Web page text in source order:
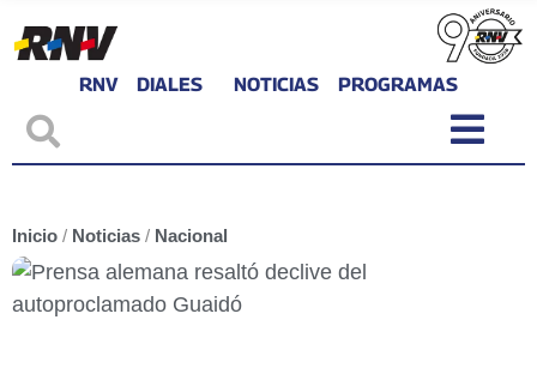
RNV DIALES NOTICIAS PROGRAMAS
Inicio / Noticias / Nacional